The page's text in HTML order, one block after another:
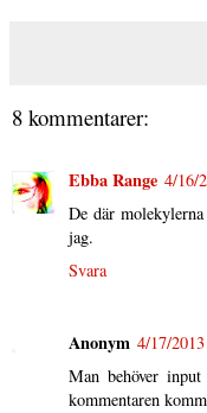
8 kommentarer:
Ebba Range 4/16/
De där
jag.
Svara
Anonym 4/17/
Man behöver
kommentaren